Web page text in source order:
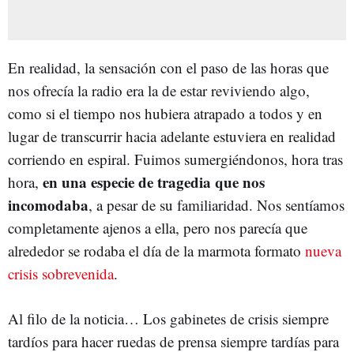
En realidad, la sensación con el paso de las horas que
nos ofrecía la radio era la de estar reviviendo algo,
como si el tiempo nos hubiera atrapado a todos y en
lugar de transcurrir hacia adelante estuviera en realidad
corriendo en espiral. Fuimos sumergiéndonos, hora tras
hora, en una especie de tragedia que nos
incomodaba, a pesar de su familiaridad. Nos sentíamos
completamente ajenos a ella, pero nos parecía que
alrededor se rodaba el día de la marmota formato nueva
crisis sobrevenida.
Al filo de la noticia… Los gabinetes de crisis siempre
tardíos para hacer ruedas de prensa siempre tardías para